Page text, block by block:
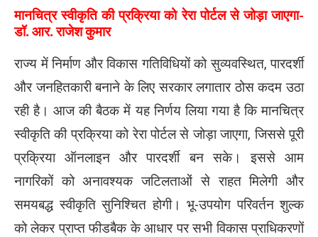
मानचित्र स्वीकृति की प्रक्रिया को रेरा पोर्टल से जोड़ा जाएगा-
डॉ. आर. राजेश कुमार
राज्य में निर्माण और विकास गतिविधियों को सुव्यवस्थित, पारदर्शी
और जनहितकारी बनाने के लिए सरकार लगातार ठोस कदम उठा
रही है। आज की बैठक में यह निर्णय लिया गया है कि मानचित्र
स्वीकृति की प्रक्रिया को रेरा पोर्टल से जोड़ा जाएगा, जिससे पूरी
प्रक्रिया ऑनलाइन और पारदर्शी बन सके। इससे आम
नागरिकों को अनावश्यक जटिलताओं से राहत मिलेगी और
समयबद्ध स्वीकृति सुनिश्चित होगी। भू-उपयोग परिवर्तन शुल्क
को लेकर प्राप्त फीडबैक के आधार पर सभी विकास प्राधिकरणों